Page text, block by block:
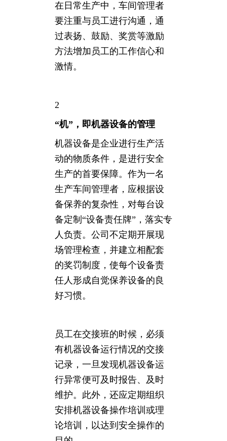
在日常生产中，车间管理者
要注重与员工进行沟通，通
过表扬、鼓励、奖赏等激励
方法增加员工的工作信心和
激情。
2
“机”，即机器设备的管理
机器设备是企业进行生产活
动的物质条件，是进行安全
生产的首要保障。作为一名
生产车间管理者，应根据设
备保养的复杂性，对每台设
备定制“设备责任牌”，落实专
人负责。公司不定期开展现
场管理检查，并建立相配套
的奖罚制度，使每个设备责
任人形成自觉保养设备的良
好习惯。
员工在交接班的时候，必须
有机器设备运行情况的交接
记录，一旦发现机器设备运
行异常便可及时报告、及时
维护。此外，还应定期组织
安排机器设备操作培训或理
论培训，以达到安全操作的